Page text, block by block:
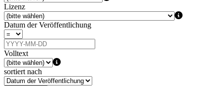
Lizenz
Datum der Veröffentlichung
Volltext
sortiert nach